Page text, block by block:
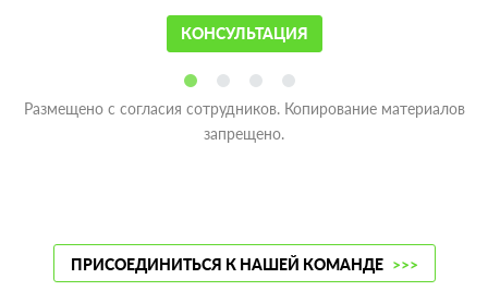
КОНСУЛЬТАЦИЯ
Размещено с согласия сотрудников. Копирование материалов
запрещено.
ПРИСОЕДИНИТЬСЯ К НАШЕЙ КОМАНДЕ >>>